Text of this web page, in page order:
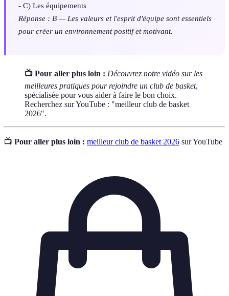
- C) Les équipements
Réponse : B — Les valeurs et l'esprit d'équipe sont essentiels
pour créer un environnement positif et motivant.
📺 Pour aller plus loin : Découvrez notre vidéo sur les
meilleures pratiques pour rejoindre un club de basket,
spécialisée pour vous aider à faire le bon choix.
Recherchez sur YouTube : "meilleur club de basket
2026".
📺 Pour aller plus loin : meilleur club de basket 2026 sur YouTube